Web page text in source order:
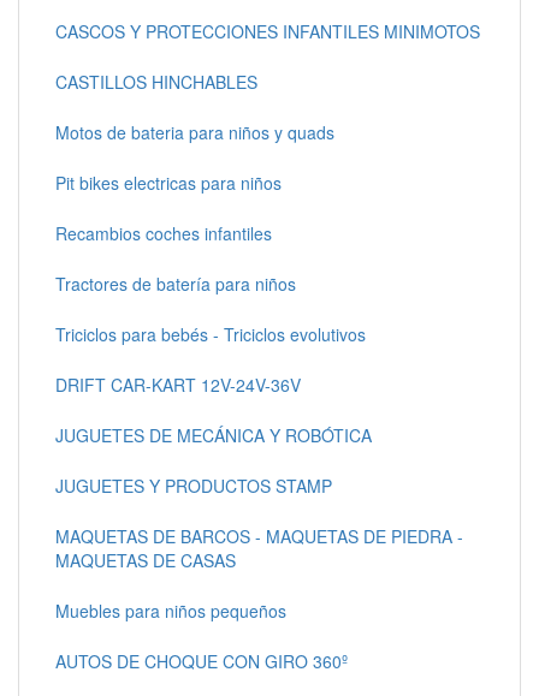
CASCOS Y PROTECCIONES INFANTILES MINIMOTOS
CASTILLOS HINCHABLES
Motos de bateria para niños y quads
Pit bikes electricas para niños
Recambios coches infantiles
Tractores de batería para niños
Triciclos para bebés - Triciclos evolutivos
DRIFT CAR-KART 12V-24V-36V
JUGUETES DE MECÁNICA Y ROBÓTICA
JUGUETES Y PRODUCTOS STAMP
MAQUETAS DE BARCOS - MAQUETAS DE PIEDRA -
MAQUETAS DE CASAS
Muebles para niños pequeños
AUTOS DE CHOQUE CON GIRO 360º